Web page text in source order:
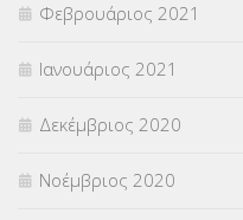
Φεβρουάριος 2021
Ιανουάριος 2021
Δεκέμβριος 2020
Νοέμβριος 2020